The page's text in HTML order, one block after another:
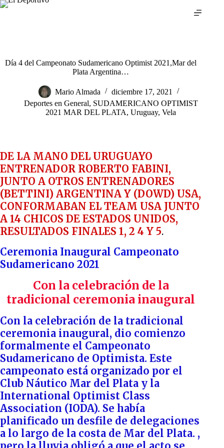
Saltar
Día 4 del Campeonato Sudamericano Optimist 2021,Mar del
Plata Argentina…
Mario Almada
diciembre 17, 2021
Deportes en General, SUDAMERICANO OPTIMIST
2021 MAR DEL PLATA,Uruguay,Vela
DE LA MANO DEL URUGUAYO
ENTRENADOR ROBERTO FABINI,
JUNTO A OTROS ENTRENADORES
(BETTINI) ARGENTINA Y (DOWD) USA,
CONFORMABAN EL TEAM USA JUNTO
A 14 CHICOS DE ESTADOS UNIDOS,
RESULTADOS FINALES 1, 2 4 Y 5.
Ceremonia Inaugural Campeonato
Sudamericano 2021
Con la celebración de la
tradicional ceremonia inaugural
Con la celebración de la tradicional
ceremonia inaugural, dio comienzo
formalmente el Campeonato
Sudamericano de Optimista. Este
campeonato está organizado por el
Club Náutico Mar del Plata y la
International Optimist Class
Association (IODA). Se había
planificado un desfile de delegaciones
a lo largo de la costa de Mar del Plata. ,